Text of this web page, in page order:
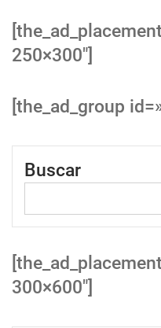
250×300″]
[the_ad_group
Buscar
300×600″]